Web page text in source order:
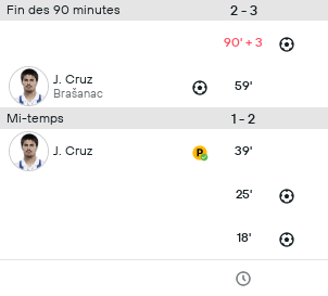
Fin des 90 minutes 2 - 3
90' + 3
J. Cruz
Brašanac 59'
Mi-temps 1 - 2
J. Cruz 39'
25'
18'